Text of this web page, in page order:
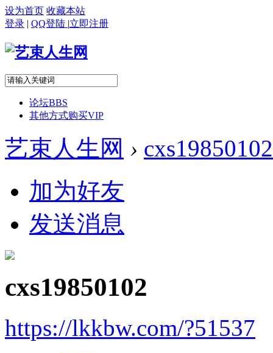
设为首页 收藏本站
登录 | QQ登陆 |立即注册
论坛BBS
其他方式购买VIP
艺束人生网 › cxs19850102
加为好友
发送消息
cxs19850102
https://lkkbw.com/?51537